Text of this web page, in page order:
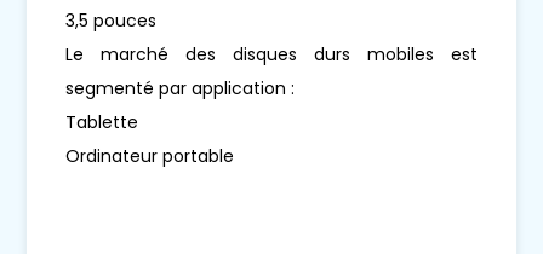
3,5 pouces
Le marché des disques durs mobiles est
segmenté par application :
Tablette
Ordinateur portable